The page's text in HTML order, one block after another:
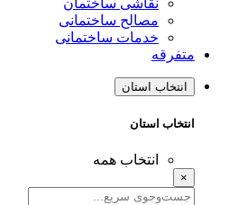
نقاشی ساختمان
مصالح ساختمانی
خدمات ساختمانی
متفرقه
انتخاب استان
انتخاب استان
انتخاب همه
×